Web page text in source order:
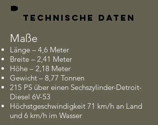
TECHNISCHE DATEN
Maße
Länge – 4,6 Meter
Breite – 2,41 Meter
Höhe – 2,18 Meter
Gewicht – 8,77 Tonnen
215 PS über einen Sechszylinder-Detroit-
Diesel 6V-53
Höchstgeschwindigkeit 71 km/h an Land
und 6 km/h im Wasser